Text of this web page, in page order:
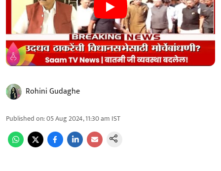
Rohini Gudaghe
Published on:05 Aug 2024, 11:30 am IST